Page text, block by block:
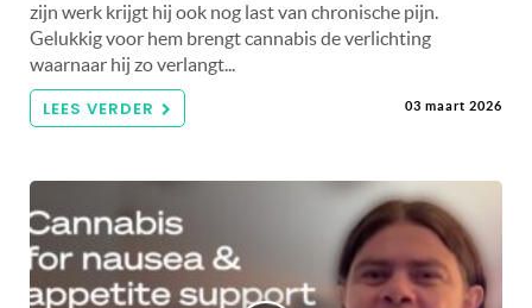
zijn werk krijgt hij ook nog last van chronische pijn.
Gelukkig voor hem brengt cannabis de verlichting
waarnaar hij zo verlangt...
LEES VERDER 03 maart 2026